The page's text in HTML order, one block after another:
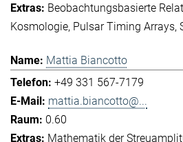
Beobachtungsbasierte
Kosmologie Pulsar Timing Arrays
Mattia Biancotto
+49 331 567-7179
mattia.biancotto@...
0.60
Mathematik der